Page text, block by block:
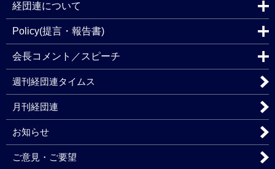
経団連について
Policy(提言・報告書)
会長コメント／スピーチ
週刊経団連タイムス
月刊経団連
お知らせ
ご意見・ご要望